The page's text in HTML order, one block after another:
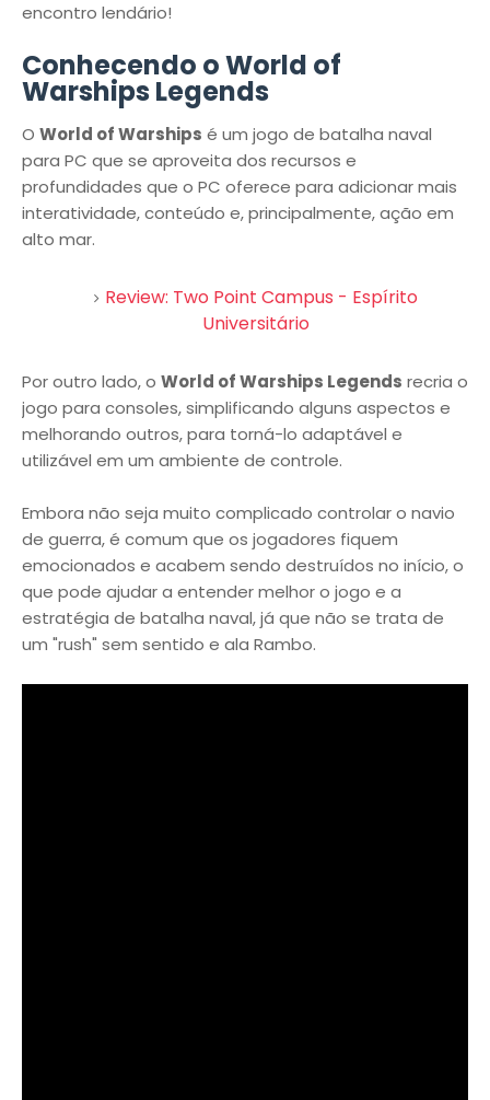
encontro lendário!
Conhecendo o World of
Warships Legends
O World of Warships é um jogo de batalha naval
para PC que se aproveita dos recursos e
profundidades que o PC oferece para adicionar mais
interatividade, conteúdo e, principalmente, ação em
alto mar.
Review: Two Point Campus - Espírito
Universitário
Por outro lado, o World of Warships Legends recria o
jogo para consoles, simplificando alguns aspectos e
melhorando outros, para torná-lo adaptável e
utilizável em um ambiente de controle.
Embora não seja muito complicado controlar o navio
de guerra, é comum que os jogadores fiquem
emocionados e acabem sendo destruídos no início, o
que pode ajudar a entender melhor o jogo e a
estratégia de batalha naval, já que não se trata de
um "rush" sem sentido e ala Rambo.